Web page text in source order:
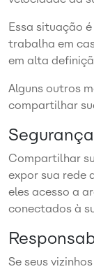
Essa situação
trabalha em
em alta
Alguns outros
compartilhar
Segurança
Compartilhar
expor sua rede
eles acesso a
conectados à
Se seus